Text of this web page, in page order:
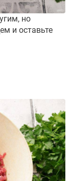
но
и оставьте